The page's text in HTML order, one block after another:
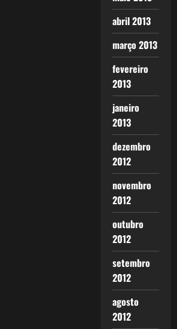
abril 2013
março 2013
fevereiro
2013
janeiro
2013
dezembro
2012
novembro
2012
outubro
2012
setembro
2012
agosto
2012